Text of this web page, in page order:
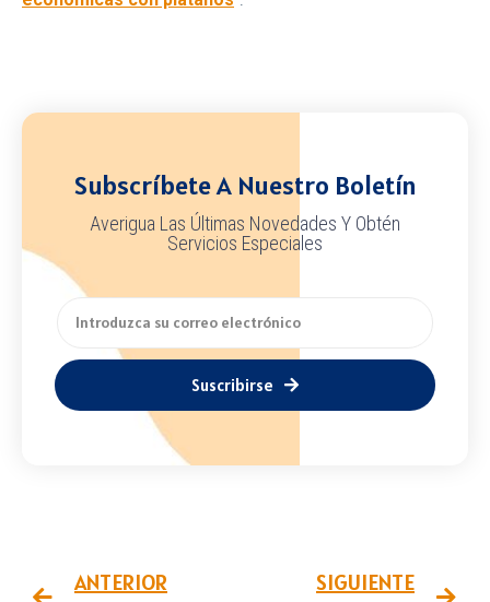
Subscríbete A Nuestro Boletín
Averigua Las Últimas Novedades Y Obtén
Servicios Especiales
Suscribirse
ANTERIOR SIGUIENTE